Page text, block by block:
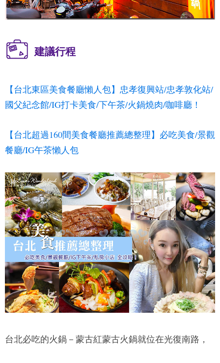
建議行程
【台北東區美食餐廳懶人包】忠孝復興站/忠孝敦化站/
國父紀念館/IG打卡美食/下午茶/火鍋燒肉/咖啡廳！
【台北超過160間美食餐廳推薦總整理】必吃美食/景觀
餐廳/IG午茶懶人包
台北必吃的火鍋－ 蒙古紅蒙古火鍋就位在光復南路，